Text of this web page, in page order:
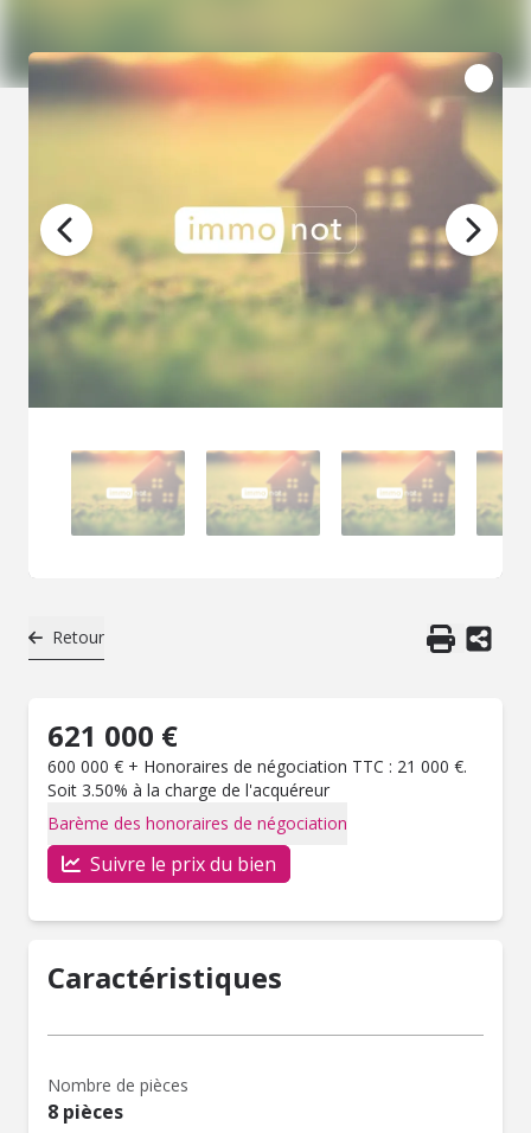
Retour
621 000 €
600 000 € + Honoraires de négociation TTC : 21 000 €.
Soit 3.50% à la charge de l'acquéreur
Barème des honoraires de négociation
Suivre le prix du bien
Caractéristiques
Nombre de pièces
8 pièces